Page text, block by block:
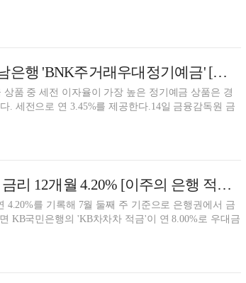
24개월 최고 연 3.45%…경남은행 'BNK주거래우대정기예금' [이주의 은행 예금금리-7월 2주]
품 중 세전 이자율이 가장 높은 정기예금 상품은 경
. 세전으로 연 3.45%를 제공한다.14일 금융감독원 금
케이뱅크 '코드K 자유적금' 금리 12개월 4.20% [이주의 은행 적금금리-7월 2주]
4.20%를 기록해 7월 둘째 주 기준으로 은행권에서 금
KB국민은행의 'KB차차차 적금'이 연 8.00%로 우대금